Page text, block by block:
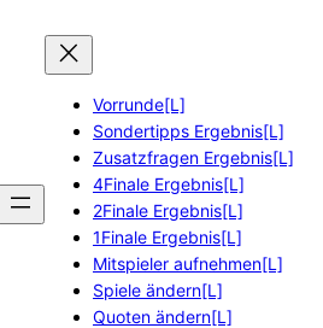
Vorrunde[L]
Sondertipps Ergebnis[L]
Zusatzfragen Ergebnis[L]
4Finale Ergebnis[L]
2Finale Ergebnis[L]
1Finale Ergebnis[L]
Mitspieler aufnehmen[L]
Spiele ändern[L]
Quoten ändern[L]